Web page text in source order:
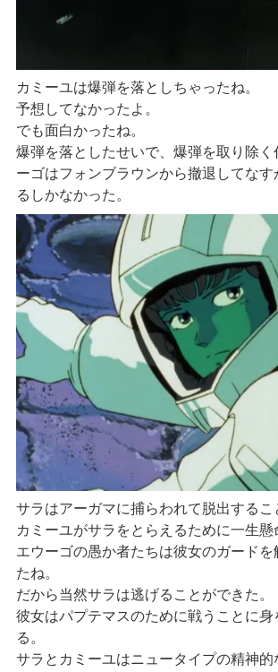
カミーユは爆弾を落としちゃったね。
予想してなかったよ。
でも面白かったね。
爆弾を落としたせいで、爆弾を取り除く
ーゴはフォンブラウンから撤退してな
るしかなかった。
サラはアーガマに捕らわれて脱出するこ
カミーユがサラをとらえるために一生懸
エウーゴの愚か者たちは彼女のガードを
たね。
だから当然サラは逃げることができた。
彼女はパプテマスのために戦うことに身
る。
サラとカミーユはニュータイプの精神的